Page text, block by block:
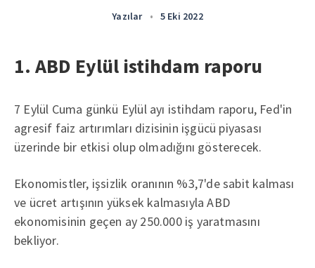
Yazılar • 5 Eki 2022
1. ABD Eylül istihdam raporu
7 Eylül Cuma günkü Eylül ayı istihdam raporu, Fed'in
agresif faiz artırımları dizisinin işgücü piyasası
üzerinde bir etkisi olup olmadığını gösterecek.
Ekonomistler, işsizlik oranının %3,7'de sabit kalması
ve ücret artışının yüksek kalmasıyla ABD
ekonomisinin geçen ay 250.000 iş yaratmasını
bekliyor.